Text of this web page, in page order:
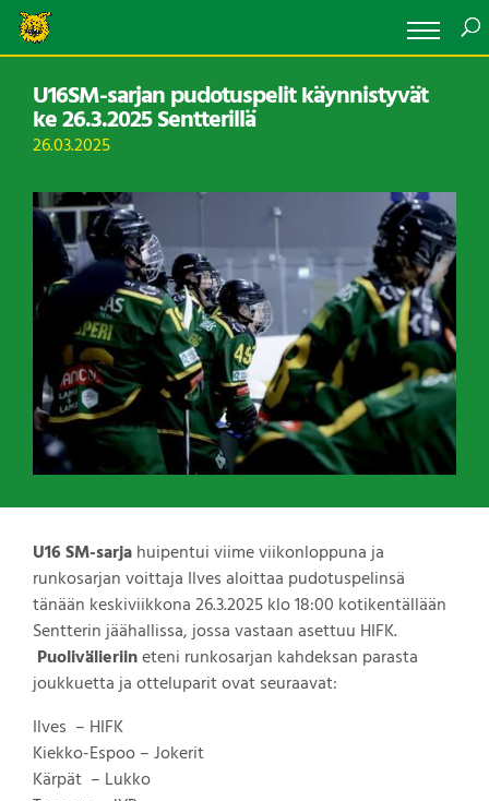
U16SM-sarjan pudotuspelit käynnistyvät
ke 26.3.2025 Sentterillä
26.03.2025
U16 SM-sarjahuipentui viime viikonloppuna ja
runkosarjan voittaja Ilves aloittaa pudotuspelinsä
tänään keskiviikkona 26.3.2025 klo 18:00 kotikentällään
Sentterin jäähallissa, jossa vastaan asettuu HIFK.
Puolivälieriineteni runkosarjan kahdeksan parasta
joukkuetta ja otteluparit ovat seuraavat:
Ilves – HIFK
Kiekko-Espoo – Jokerit
Kärpät – Lukko